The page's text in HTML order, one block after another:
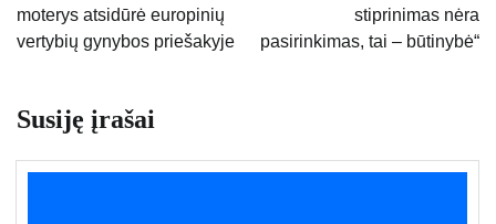
moterys atsidūrė europinių
vertybių gynybos priešakyje
stiprinimas nėra
pasirinkimas, tai – būtinybė“
Susiję įrašai